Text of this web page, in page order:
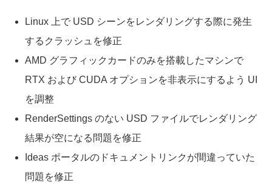
Linux 上で USD シーンをレンダリングする際に発生
するクラッシュを修正
AMD グラフィックカードのみを搭載したマシンで
RTX および CUDA オプションを非表示にするよう UI
を調整
RenderSettings のない USD ファイルでレンダリング
結果が空になる問題を修正
Ideas ポータルのドキュメントリンクが間違っていた
問題を修正